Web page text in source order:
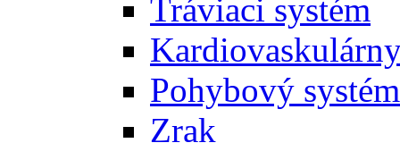
Tráviaci systém
Pohybový systém
Zrak